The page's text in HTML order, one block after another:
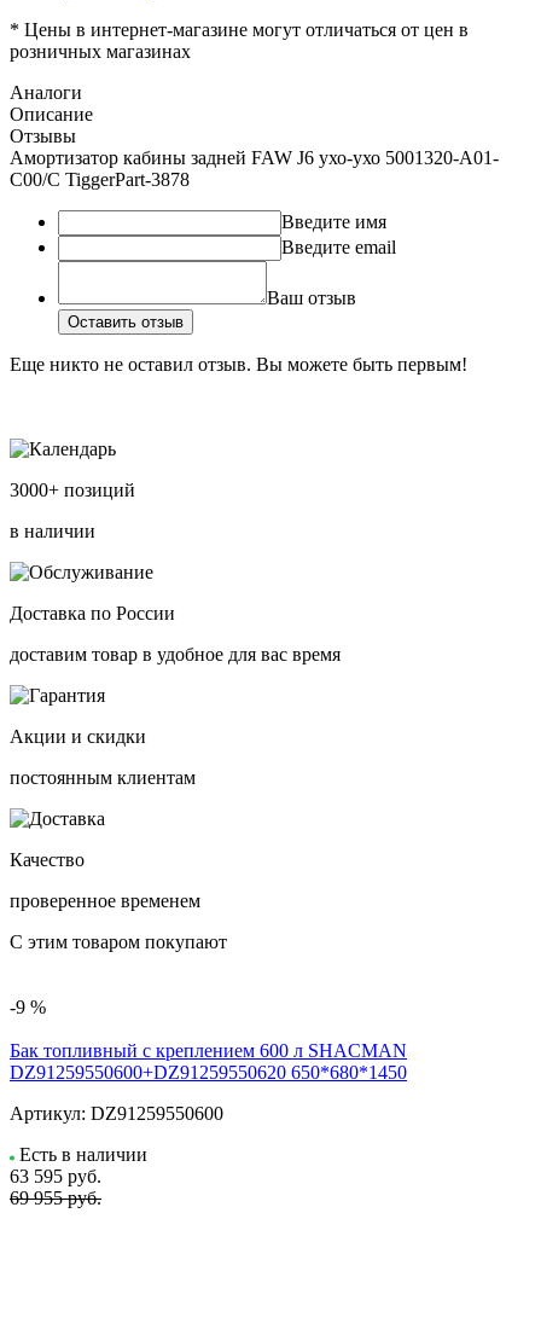
* Цены в интернет-магазине могут отличаться от цен в
розничных магазинах
Аналоги
Описание
Отзывы
Амортизатор кабины задней FAW J6 ухо-ухо 5001320-А01-
С00/C TiggerPart-3878
Введите имя
Введите email
Ваш отзыв
Оставить отзыв
Еще никто не оставил отзыв. Вы можете быть первым!
3000+ позиций
в наличии
Доставка по России
доставим товар в удобное для вас время
Акции и скидки
постоянным клиентам
Качество
проверенное временем
С этим товаром покупают
-9 %
Бак топливный с креплением 600 л SHACMAN
DZ91259550600+DZ91259550620 650*680*1450
Артикул: DZ91259550600
Есть в наличии
63 595 руб.
69 955 руб.